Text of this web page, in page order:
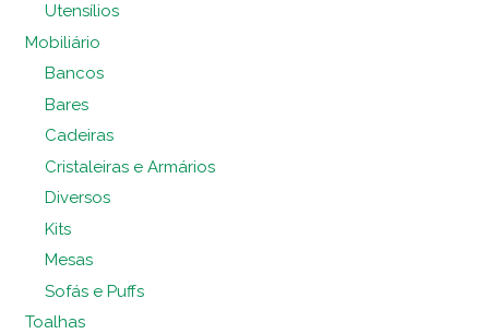
Utensílios
Mobiliário
Bancos
Bares
Cadeiras
Cristaleiras e Armários
Diversos
Kits
Mesas
Sofás e Puffs
Toalhas